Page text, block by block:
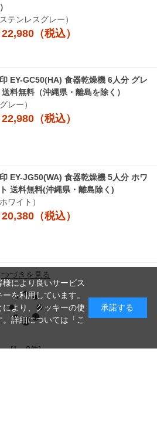
ステンレスグレー）
22,980（税込）
EY-GC50(HA) 食器乾燥機 6人分 グレ
送料無料（沖縄県・離島を除く）
グレー）
22,980（税込）
EY-JG50(WA) 食器乾燥機 5人分 ホワ
送料無料(沖縄県・離島除く)
ホワイト）
20,380（税込）
つづきを見る
読
み
[1～8件]
により良いサービス
を利用しています。
より、クッキーの使
詳細については「 こ
承諾する